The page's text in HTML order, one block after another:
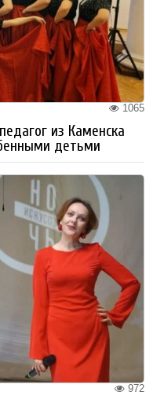
1065
из Каменска
детьми
972